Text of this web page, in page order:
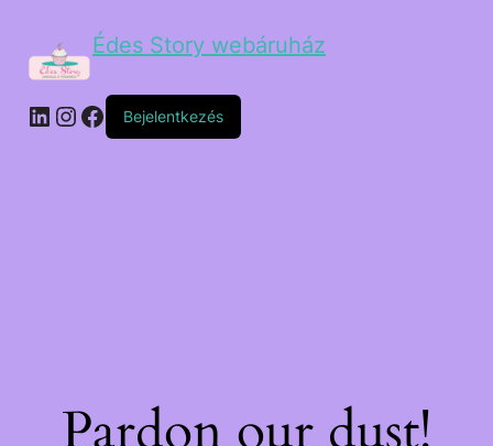
Édes Story webáruház
Bejelentkezés
Pardon our dust!